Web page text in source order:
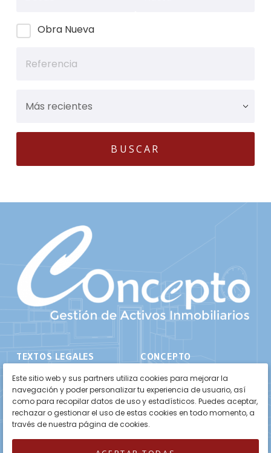
Obra Nueva
TEXTOS LEGALES
Aviso Legal
Política de Privacidad
Política de Cookies
CONCEPTO
Inicio
Propiedades
Sobre Nosotros
Este sitio web y sus partners utiliza cookies para mejorar la
navegación y poder personalizar tu experiencia de usuario, así
como para recopilar datos de uso y estadísticos. Puedes aceptar,
rechazar o gestionar el uso de estas cookies en todo momento, a
través de nuestra página de cookies.